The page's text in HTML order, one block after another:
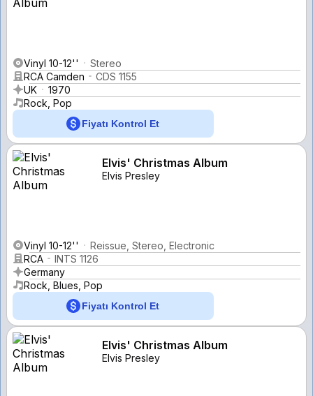
Vinyl 10-12''
Stereo
RCA Camden
CDS 1155
UK
1970
Rock, Pop
Fiyatı Kontrol Et
Elvis' Christmas Album
Elvis Presley
Vinyl 10-12''
Reissue, Stereo, Electronic
RCA
INTS 1126
Germany
Rock, Blues, Pop
Fiyatı Kontrol Et
Elvis' Christmas Album
Elvis Presley